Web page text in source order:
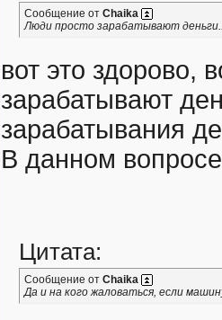
Сообщение от Chaika
Люди просто зарабатывают
вот это здорово,
зарабатывают
зарабатывания
В данном
Цитата:
Сообщение от Chaika
Да и на кого жаловаться, если